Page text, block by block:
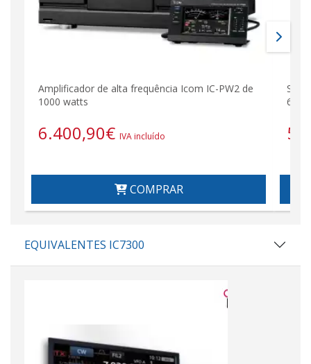
Amplificador de alta frequência Icom IC-PW2 de
1000 watts
6.400,90€ IVA incluído
COMPRAR
6
EQUIVALENTES IC7300